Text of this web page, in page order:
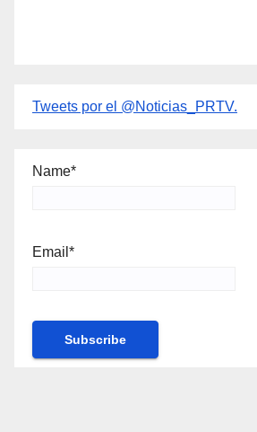
Tweets por el @Noticias_PRTV.
Name*
Email*